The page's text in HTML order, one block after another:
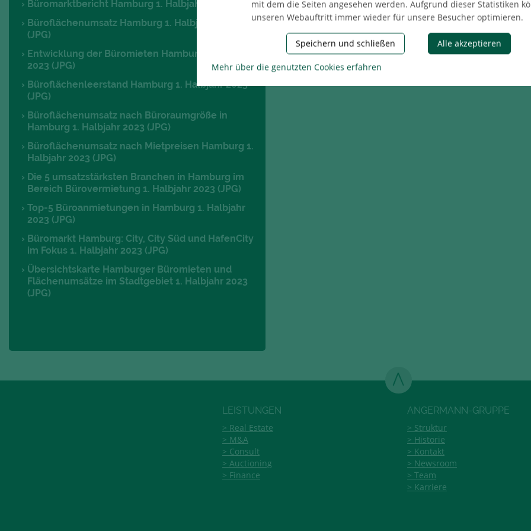
Büromarktbericht Hamburg 1. Halbjahr 2023 (PDF)
Büroflächenumsatz Hamburg 1. Halbjahr 2023
(JPG)
Entwicklung der Büromieten Hamburg 1. Halbjahr
2023 (JPG)
Büroflächenleerstand Hamburg 1. Halbjahr 2023
(JPG)
Büroflächenumsatz nach Büroraumgröße in
Hamburg 1. Halbjahr 2023 (JPG)
Büroflächenumsatz nach Mietpreisen Hamburg 1.
Halbjahr 2023 (JPG)
Die 5 umsatzstärksten Branchen in Hamburg im
Bereich Bürovermietung 1. Halbjahr 2023 (JPG)
Top-5 Büroanmietungen in Hamburg 1. Halbjahr
2023 (JPG)
Büromarkt Hamburg: City, City Süd und HafenCity
im Fokus 1. Halbjahr 2023 (JPG)
Übersichtskarte Hamburger Büromieten und
Flächenumsätze im Stadtgebiet 1. Halbjahr 2023
(JPG)
LEISTUNGEN
Real Estate
M&A
Consult
Auctioning
Finance
ANGERMANN-GRUPPE
Struktur
Historie
Kontakt
Newsroom
Team
Karriere
mit dem die Seiten angesehen werden. Aufgrund dieser Statistiken
unseren Webauftritt immer wieder für unsere Besucher optimieren.
Speichern und schließen Alle akzeptieren
Mehr über die genutzten Cookies erfahren